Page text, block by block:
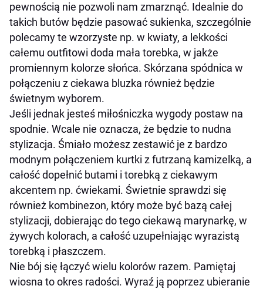
pewnością nie pozwoli nam zmarznąć. Idealnie do
takich butów będzie pasować sukienka, szczególnie
polecamy te wzorzyste np. w kwiaty, a lekkości
całemu outfitowi doda mała torebka, w jakże
promiennym kolorze słońca. Skórzana spódnica w
połączeniu z ciekawa bluzka również będzie
świetnym wyborem.
Jeśli jednak jesteś miłośniczka wygody postaw na
spodnie. Wcale nie oznacza, że będzie to nudna
stylizacja. Śmiało możesz zestawić je z bardzo
modnym połączeniem kurtki z futrzaną kamizelką, a
całość dopełnić butami i torebką z ciekawym
akcentem np. ćwiekami. Świetnie sprawdzi się
również kombinezon, który może być bazą całej
stylizacji, dobierając do tego ciekawą marynarkę, w
żywych kolorach, a całość uzupełniając wyrazistą
torebką i płaszczem.
Nie bój się łączyć wielu kolorów razem. Pamiętaj
wiosna to okres radości. Wyraź ją poprzez ubieranie